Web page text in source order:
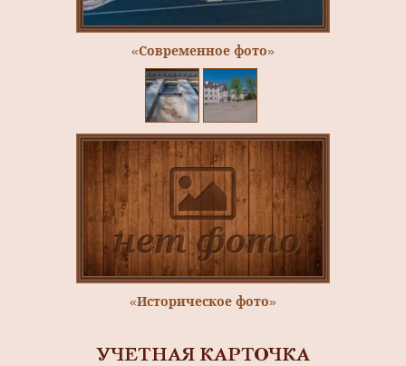
«Современное фото»
«Историческое фото»
УЧЕТНАЯ КАРТОЧКА